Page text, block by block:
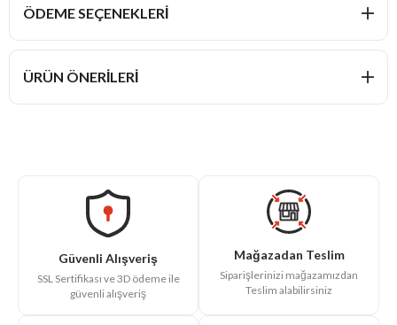
ÖDEME SEÇENEKLERI
ÜRÜN ÖNERILERI
Güvenli Alışveriş
SSL Sertifikası ve 3D ödeme ile
güvenli alışveriş
Mağazadan Teslim
Siparişlerinizi mağazamızdan
Teslim alabilirsiniz